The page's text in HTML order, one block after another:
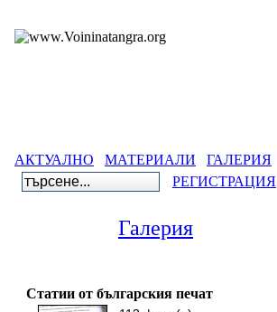
АКТУАЛНО МАТЕРИАЛИ ГАЛЕРИЯ
РЕГИСТРАЦИЯ
Галерия
Статии от българския печат